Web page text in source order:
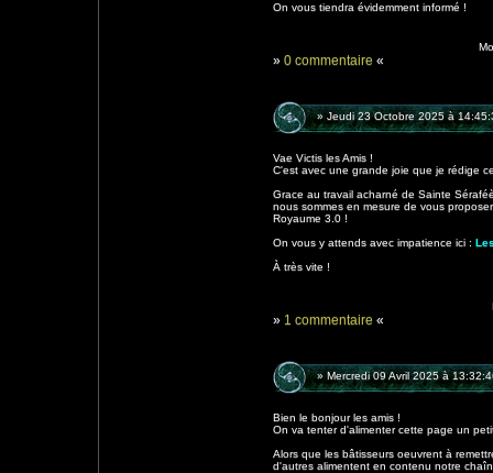
On vous tiendra évidemment informé !
» 0 commentaire «
» Jeudi 23 Octobre 2025 à
Vae Victis les Amis !
C'est avec une grande joie que je rédige
Grace au travail acharné de Sainte
nous sommes en mesure de vous
Royaume 3.0 !
On vous y attends avec impatience ici :
À très vite !
» 1 commentaire «
» Mercredi 09 Avril 2025 à
Bien le bonjour les amis !
On va tenter d'alimenter cette page un
Alors que les bâtisseurs oeuvrent à
d'autres alimentent en contenu notre